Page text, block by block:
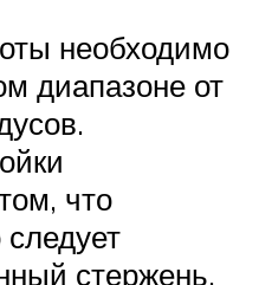
необходимо
диапазоне от
что
стержень,